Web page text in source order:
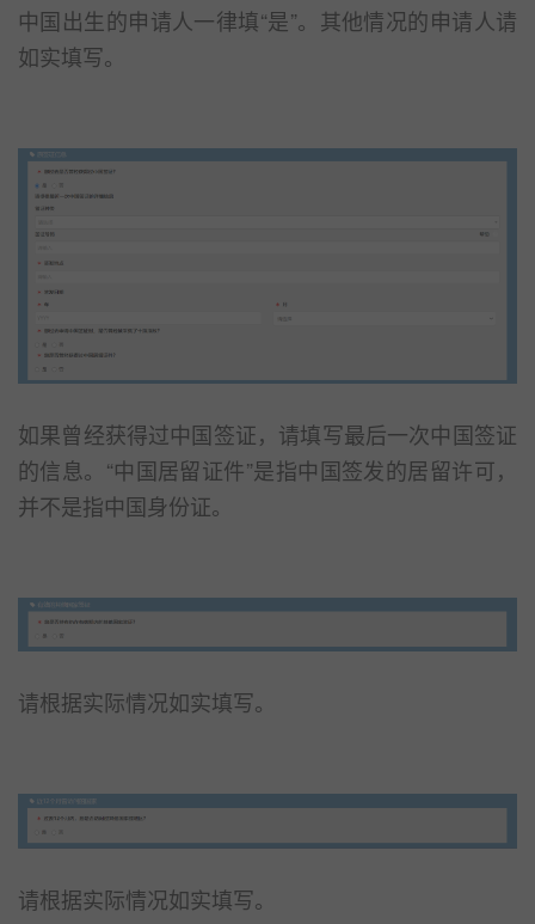
中国出生的申请人一律填“是”。其他情况的申请人请
如实填写。
如果曾经获得过中国签证，请填写最后一次中国签证
的信息。“中国居留证件”是指中国签发的居留许可，
并不是指中国身份证。
请根据实际情况如实填写。
请根据实际情况如实填写。